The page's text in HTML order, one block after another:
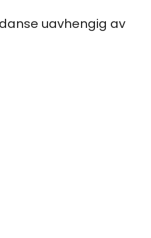
uavhengig av